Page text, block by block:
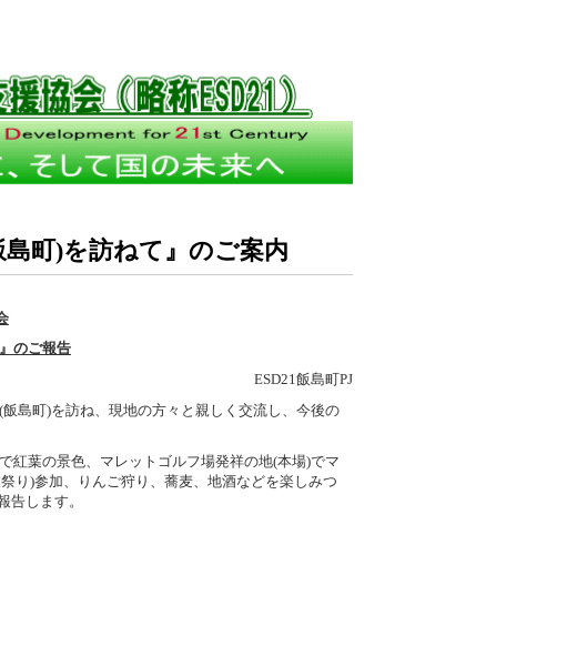
島町)を訪ねて』のご案内
のご報告
ESD21飯島町PJ
島町)を訪ね、現地の方々と親しく交流し、今後の
紅葉の景色、マレットゴルフ場発祥の地(本場)でマ
り)参加、りんご狩り、蕎麦、地酒などを楽しみつ
します。